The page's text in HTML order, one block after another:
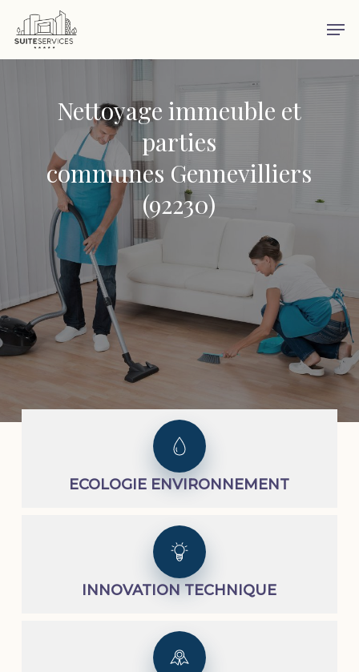
Skip
main
Nettoyage immeuble et
parties
communes Gennevilliers
(92230)
ECOLOGIE ENVIRONNEMENT
INNOVATION TECHNIQUE